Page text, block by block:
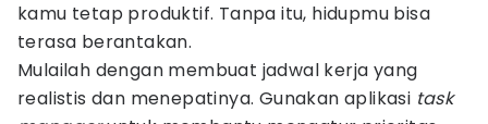
kamu tetap produktif. Tanpa itu, hidupmu bisa
terasa berantakan.
Mulailah dengan membuat jadwal kerja yang
realistis dan menepatinya. Gunakan aplikasi task